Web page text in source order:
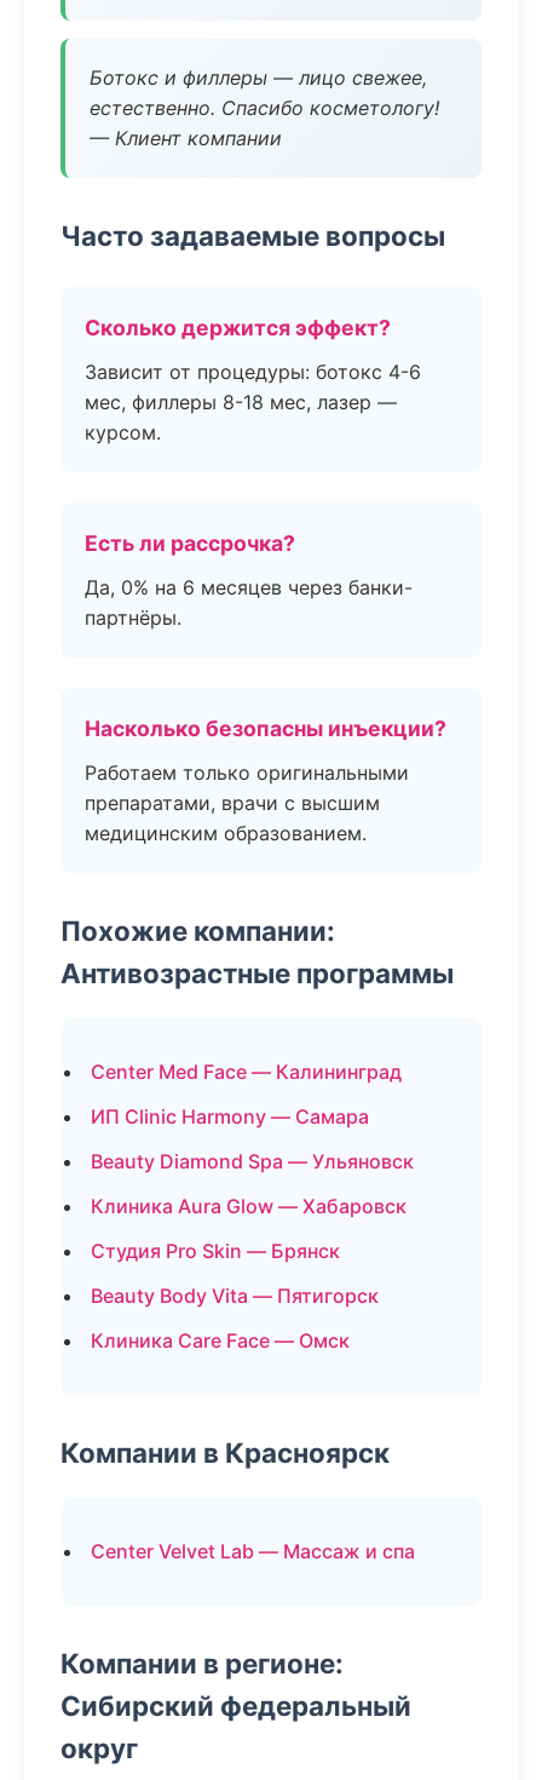
Ботокс и филлеры — лицо свежее,
естественно. Спасибо косметологу!
— Клиент компании
Часто задаваемые вопросы
Сколько держится эффект?
Зависит от процедуры: ботокс 4-6
мес, филлеры 8-18 мес, лазер —
курсом.
Есть ли рассрочка?
Да, 0% на 6 месяцев через банки-
партнёры.
Насколько безопасны инъекции?
Работаем только оригинальными
препаратами, врачи с высшим
медицинским образованием.
Похожие компании:
Антивозрастные программы
Center Med Face — Калининград
ИП Clinic Harmony — Самара
Beauty Diamond Spa — Ульяновск
Клиника Aura Glow — Хабаровск
Студия Pro Skin — Брянск
Beauty Body Vita — Пятигорск
Клиника Care Face — Омск
Компании в Красноярск
Center Velvet Lab — Массаж и спа
Компании в регионе:
Сибирский федеральный
округ